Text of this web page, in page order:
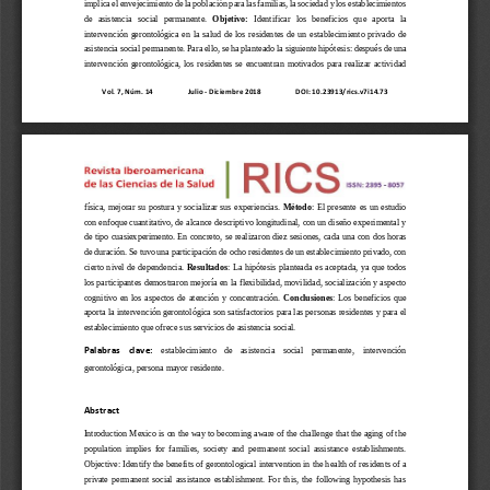
Vol. 7, Núm. 14 Julio - Diciembre2018                   DOI:10.23913/rics.v7i14.73
implica el envejecimiento de la población para las familias, la sociedad y los establecimientos
de   asistencia   social   permanente. Objetivo:
Identificar   los   beneficios   que   aporta   la
intervención  gerontológica  en  la  salud  de  los  residentes  de  un  establecimiento  privado  de
asistencia social permanente. Para ello, se ha planteado la siguiente hipótesis: después de una
intervención  gerontológica,  los  residentes  se  encuentran  motivados  para  realizar  actividad
física, mejorar su postura  y socializar sus experiencias. Método: El presente es un estudio
con enfoque cuantitativo, de alcance descriptivo longitudinal , con un diseño experimental y
de tipo cuasiexperimento. En concreto, se realizaron diez sesiones , cada una con dos horas
de duración. Se tuvo una participación de ocho residentes deun establecimiento privado, con
cierto nivel de dependencia. Resultados: La hipótesis planteada es aceptada ya que todos
los participantes demostraron mejoría en la flexibilidad, movilidad, socialización y aspecto
cognitivo  en  los  aspectos  de atención y concentración. Conclusiones: Los  beneficios  que
aporta la intervención gerontológica son satisfactorios para las personas residentes y para el
establecimiento que ofrece sus servicios de asistencia social.
Palabras    clave: establecimiento    de    asistencia    social    permanente,
intervención
gerontológica, persona mayor residente.
Abstract
Introduction Mexico is on the way to becoming aware of the challenge that the aging of the
population  implies  for  families,  society  and  permanent  social  assistance  establishments.
Objective: Identify the benefits of gerontological intervention in the health of residents of a
private  permanent  social  assistance  establishment.  For  this,  the  following  hypothesis  has